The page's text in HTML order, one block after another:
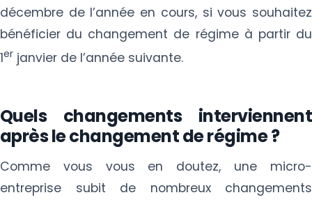
décembre de l’année en cours, si vous souhaitez
bénéficier du changement de régime à partir du
1er janvier de l’année suivante.
Quels changements interviennent
après le changement de régime ?
Comme vous vous en doutez, une micro-
entreprise subit de nombreux changements